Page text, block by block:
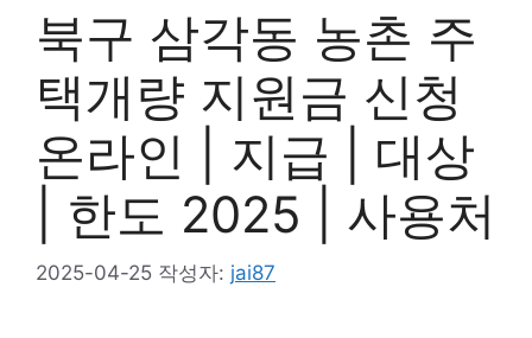
북구 삼각동 농촌 주
택개량 지원금 신청
온라인 | 지급 | 대상
| 한도 2025 | 사용처
2025-04-25 작성자: jai87